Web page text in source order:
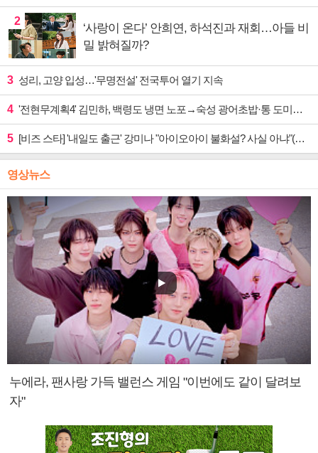
2
‘사랑이 온다’ 안희연, 하석진과 재회…아들 비
밀 밝혀질까?
3 성리, 고양 입성…'무명전설' 전국투어 열기 지속
4 '전현무계획4' 김민하, 백령도 냉면 노포→숙성 광어초밥·통 도미찜 맛집 탐방
5 [비즈 스타] '내일도 출근' 강미나 "아이오아이 불화설? 사실 아냐"(인터뷰)
영상뉴스
누에라, 팬사랑 가득 밸런스 게임 "이번에도 같이 달려보
자"